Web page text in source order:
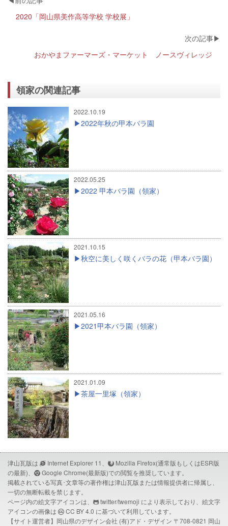
2020「岡山県美作高等学校 学校展」
おかやまファーマーズ・マーケット ノースヴィレッジ
領家の関連記事
2022.10.19
2022年秋の甲本バラ園
2022.05.25
2022 甲本バラ園（領家）
2021.10.15
秋空に美しく咲くバラの花（甲本バラ園）
2021.05.16
2021甲本バラ園（領家）
2021.01.09
茶屋一里塚（領家）
津山瓦版は Internet Explorer 11、
Mozilla Firefox(通常版もしくはESR版
の最新)、
Google Chrome(最新版)での閲覧を推奨しています。
掲載されている写真･文章等の著作権は津山瓦版または情報提供者に帰属し、
一切の無断転載を禁じます。
ページ内の絵文字アイコンは、
twitter/twemoji により表示しており、絵文字
アイコンの画像は
CC BY 4.0 に基づいて利用しています。
【サイト運営者】岡山県のデザイン会社 (有)アド・デザイン 〒708-0821 岡山